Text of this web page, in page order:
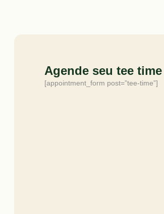
Agende seu tee time
[appointment_form post=”tee-time”]